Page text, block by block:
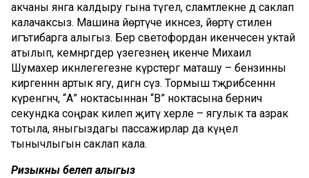
акчаны янга калдыру гына түгел, сәламәтлекне дә саклап
калачаксыз. Машина йөртүче икәнсез, йөртү стилен
игътибарга алыгыз. Бер светофордан икенчесенә уктай
атылып, кемнәргәдер үзегезнең икенче Михаил
Шумахер икәнлегегезне күрсәтергә маташу – бензинны
кирәгеннән артык ягу, дигән сүз. Тормыш тәҗрибәсеннән
күренгәнчә, “А” ноктасыннан “В” ноктасына берничә
секундка соңрак килеп җитү хәерле – ягулык та азрак
тотыла, яныгыздагы пассажирлар да күңел
тынычлыгын саклап кала.
Ризыкны белеп алыгыз